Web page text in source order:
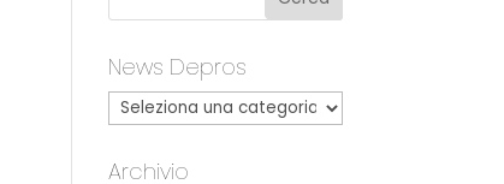
News Depros
Archivio